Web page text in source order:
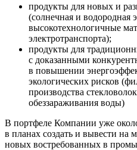
продукты для новых и
(солнечная и водородная
высокотехнологичные
электротранспорта);
продукты для
с доказанными
в повышении
экологических рисков
производства
обеззараживания воды)
В портфеле Компании уже
в планах создать и вывести на
новых востребованных в